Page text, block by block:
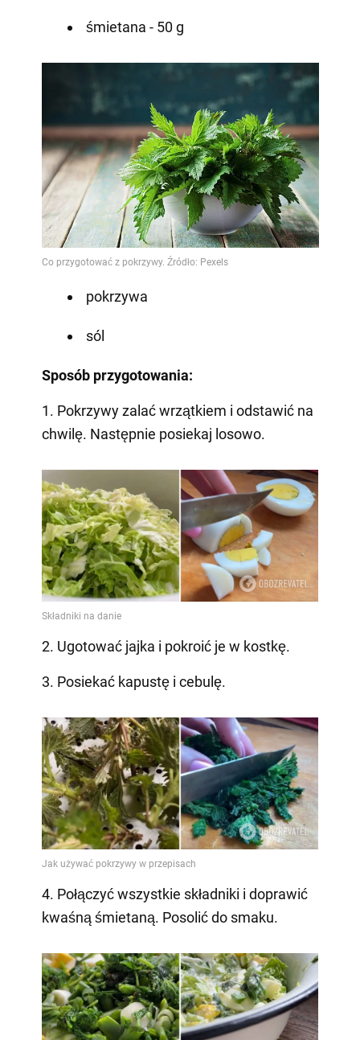
śmietana - 50 g
pokrzywa
sól
Sposób przygotowania:
1. Pokrzywy zalać wrzątkiem i odstawić na
chwilę. Następnie posiekaj losowo.
2. Ugotować jajka i pokroić je w kostkę.
3. Posiekać kapustę i cebulę.
4. Połączyć wszystkie składniki i doprawić
kwaśną śmietaną. Posolić do smaku.